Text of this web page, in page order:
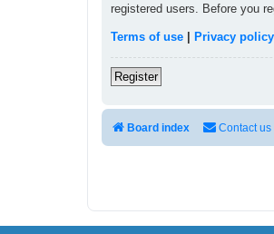
registered users. Before you
Terms of use Privacy policy
Register
Board index Contact us